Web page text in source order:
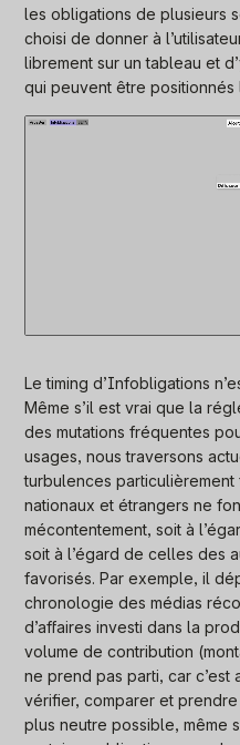
les obligations de plusieurs
choisi de donner à
librement sur un tableau et
qui peuvent être positionnés
Le timing d’Infobligations
Même s’il est vrai que la
des mutations fréquentes
usages, nous traversons
turbulences particulièrement
nationaux et étrangers ne
mécontentement, soit à
soit à l’égard de celles des
favorisés. Par exemple, il
chronologie des médias
d’affaires investi dans la
volume de contribution
ne prend pas parti, car c’est
vérifier, comparer et
plus neutre possible, même